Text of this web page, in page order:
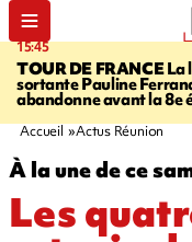
15:45
TOUR DE FRANCELa
sortante Pauline
abandonne avant la 8e
Accueil Actus Réunion
À la une de ce
Les